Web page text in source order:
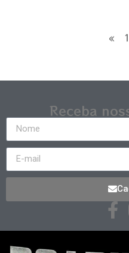
« 1
Receba